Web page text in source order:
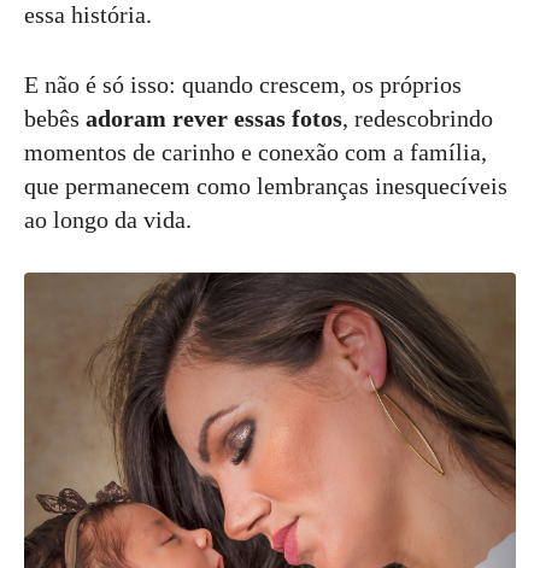
essa história.
E não é só isso: quando crescem, os próprios
bebês adoram rever essas fotos, redescobrindo
momentos de carinho e conexão com a família,
que permanecem como lembranças inesquecíveis
ao longo da vida.